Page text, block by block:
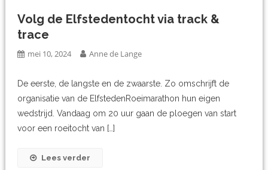
Volg de Elfstedentocht via track &
trace
mei 10, 2024 Anne de Lange
De eerste, de langste en de zwaarste. Zo omschrijft de
organisatie van de ElfstedenRoeimarathon hun eigen
wedstrijd. Vandaag om 20 uur gaan de ploegen van start
voor een roeitocht van […]
Lees verder